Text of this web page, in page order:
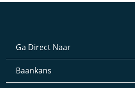
Ga Direct Naar
Baankans